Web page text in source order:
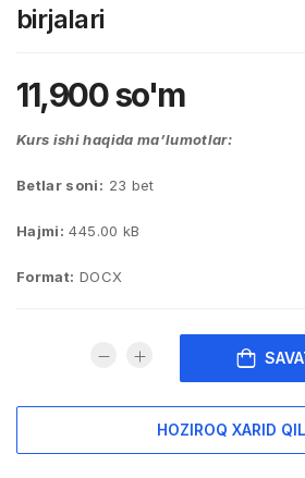
birjalari
11,900so'm
Kurs ishi haqida ma’lumotlar:
Betlar soni: 23 bet
Hajmi: 445.00 kB
Format: DOCX
HOZIROQ XARID